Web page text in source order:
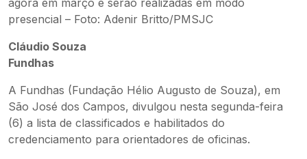
agora em março e serão realizadas em modo
presencial – Foto: Adenir Britto/PMSJC
Cláudio Souza
Fundhas
A Fundhas (Fundação Hélio Augusto de Souza), em
São José dos Campos, divulgou nesta segunda-feira
(6) a lista de classificados e habilitados do
credenciamento para orientadores de oficinas.